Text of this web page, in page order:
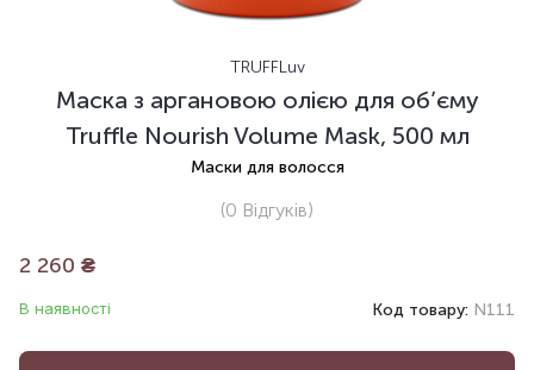
TRUFFLuv
Маска з аргановою олією для об’єму
Truffle Nourish Volume Mask, 500 мл
Маски для волосся
(0 Відгуків)
2 260 ₴
В наявності Код товару: N111